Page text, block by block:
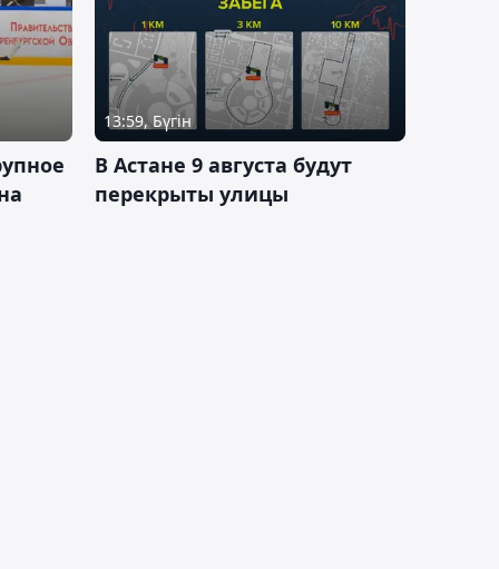
13:59, Бүгін
В Астане 9 августа будут
перекрыты улицы